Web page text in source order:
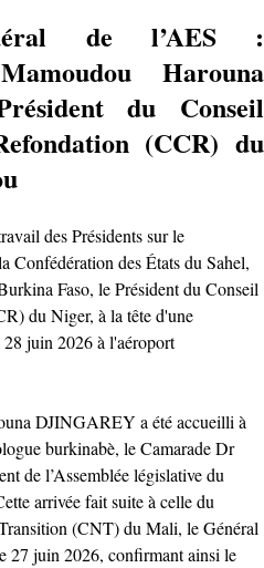
de l’AES :
Harouna
du Conseil
(CCR) du
des Présidents sur le
Confédération des États du Sahel,
Faso, le Président du Conseil
du Niger, à la tête d'une
juin 2026 à l'aéroport
DJINGAREY a été accueilli à
burkinabè, le Camarade Dr
de l’Assemblée législative du
arrivée fait suite à celle du
(CNT) du Mali, le Général
27 juin 2026, confirmant ainsi le